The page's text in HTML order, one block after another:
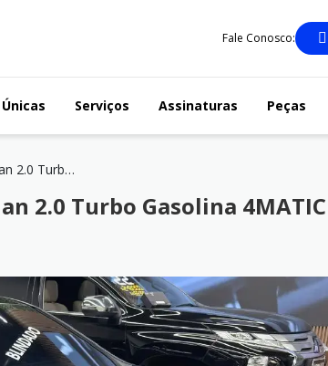
Fale Conosco:
Serviços Assinaturas Peças
A 35 AMG Sedan 2.0 Turbo Gasolina 4MATIC (Aut)
2.0 Turbo Gasolina 4MATIC